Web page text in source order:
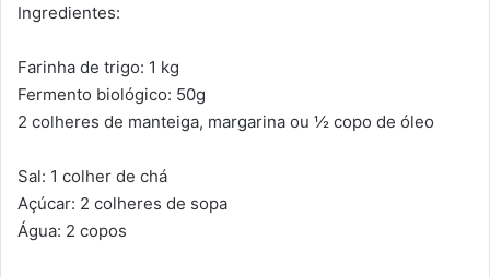
Ingredientes:
Farinha de trigo: 1 kg
Fermento biológico: 50g
2 colheres de manteiga, margarina ou ½ copo de óleo
Sal: 1 colher de chá
Açúcar: 2 colheres de sopa
Água: 2 copos